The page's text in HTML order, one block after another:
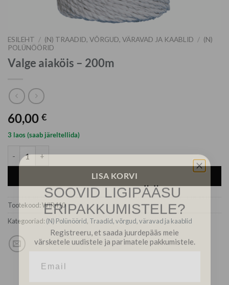
ESILEHT / (N) TRAADID, VÕRGUD, VÄRAVAD JA KAABLID / (N)
POLÜNÖÖRID
Valge aiaköis – 200m
60,00 €
3 laos (saab järeltellida)
LISA KORVI
Tootekood:WIR410
Kategooriad: (N) Polünöörid, Traadid, võrgud, väravad ja kaablid
SOOVID LIGIPÄÄSU
ERIPAKKUMISTELE?
Registreeru, et saada juurdepääs meie
värsketele uudistele ja parimatele pakkumistele.